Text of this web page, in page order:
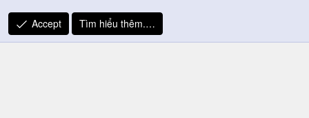
R
S
Accept Tìm hiểu thêm.…